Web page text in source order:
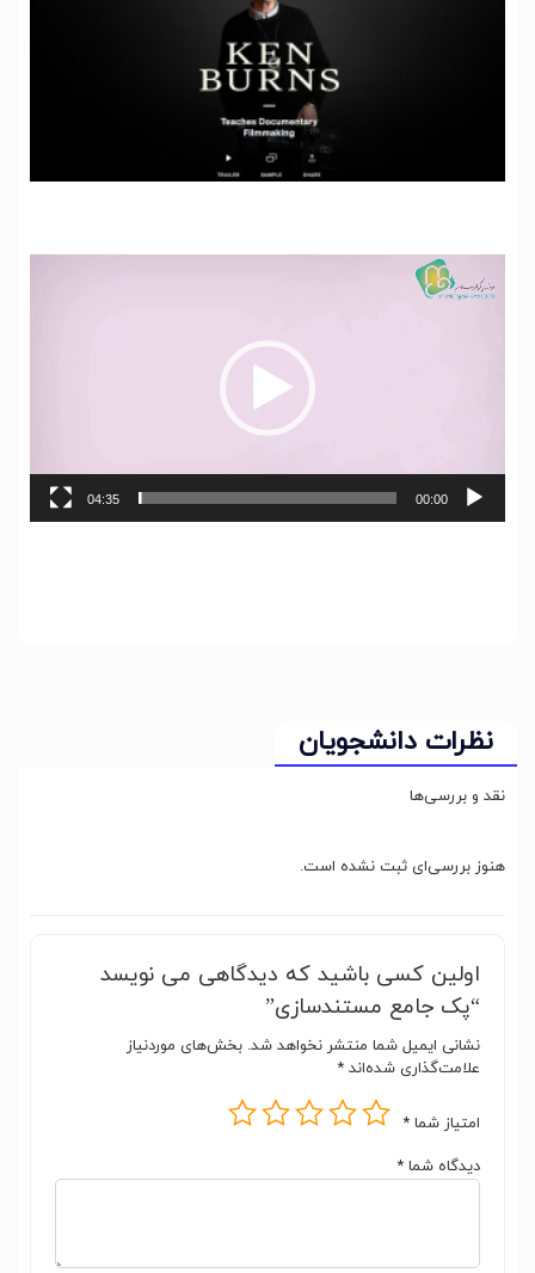
نمایشگر
00:00
04:35
نظرات دانشجویان
نقد و بررسی‌ها
هنوز بررسی‌ای ثبت نشده است.
اولین کسی باشید که دیدگاهی می نویسد
“پک جامع مستندسازی”
نشانی ایمیل شما منتشر نخواهد شد. بخش‌های موردنیاز
علامت‌گذاری شده‌اند *
امتیاز شما *
دیدگاه شما *